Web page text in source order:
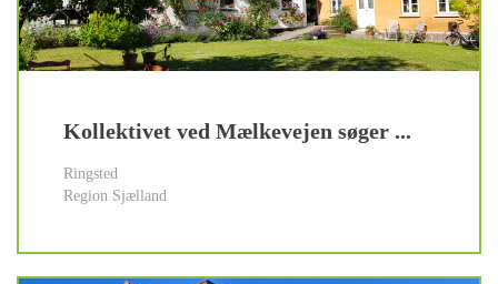
Kollektivet ved Mælkevejen søger ...
Ringsted
Region Sjælland